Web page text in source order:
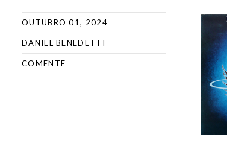
OUTUBRO 01, 2024
DANIEL BENEDETTI
COMENTE